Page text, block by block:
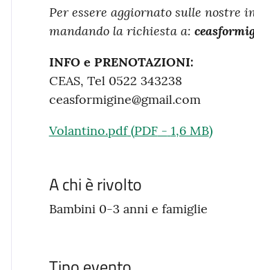
Per essere aggiornato sulle nostre
mandando la richiesta a:
INFO e PRENOTAZIONI:
CEAS, Tel 0522 343238
ceasformigine@gmail.com
Volantino.pdf(PDF- 1,6 MB)
A chi è rivolto
Bambini 0-3 anni e famiglie